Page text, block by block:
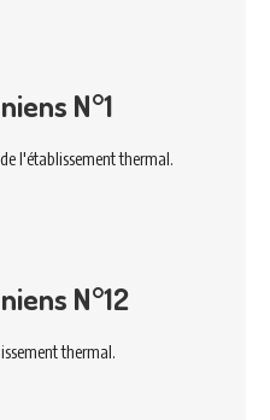
N°1
l'établissement thermal.
N°12
thermal.